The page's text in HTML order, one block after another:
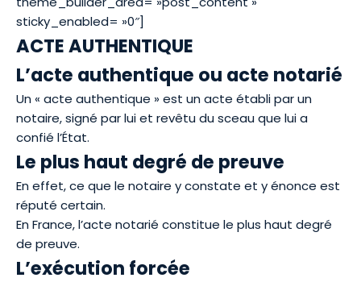
sticky_enabled= »0″]
ACTE AUTHENTIQUE
L’acte authentique ou acte notarié
Un « acte authentique » est un acte établi par un
notaire, signé par lui et revêtu du sceau que lui a
confié l’État.
Le plus haut degré de preuve
En effet, ce que le notaire y constate et y énonce est
réputé certain.
En France, l’acte notarié constitue le plus haut degré
de preuve.
L’exécution forcée